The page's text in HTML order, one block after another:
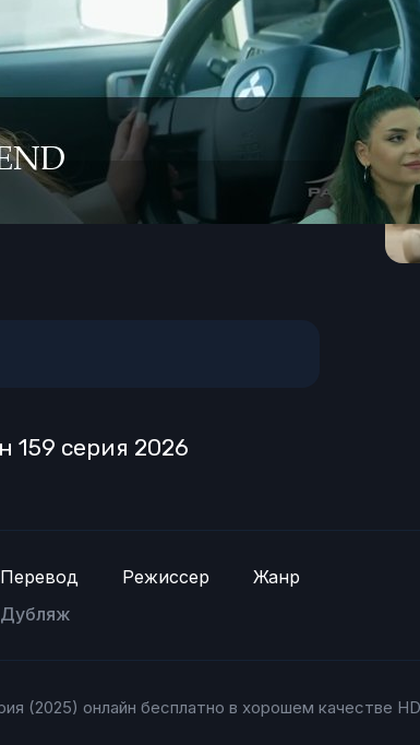
159 серия 2026
Перевод
Дубляж
Режиссер Жанр
(2025) онлайн бесплатно в хорошем качестве